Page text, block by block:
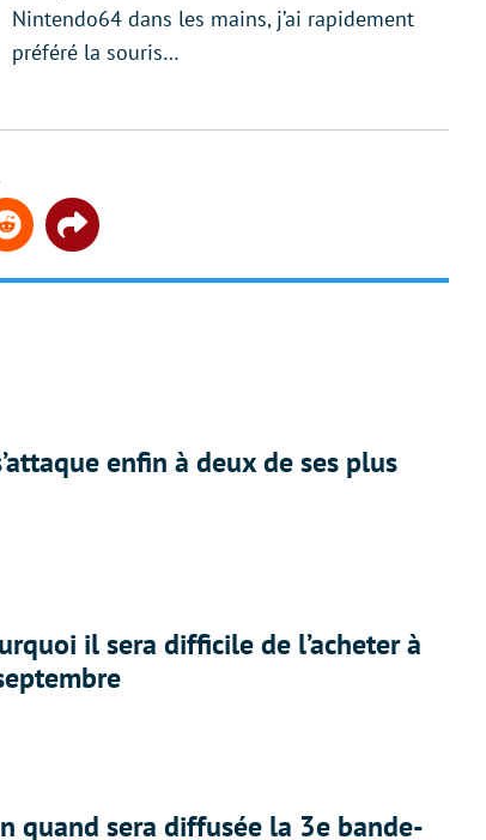
Nintendo64 dans les mains, j’ai rapidement
préféré la souris…
Reddit Share
enfin à deux de ses plus
il sera difficile de l’acheter à
quand sera diffusée la 3e bande-